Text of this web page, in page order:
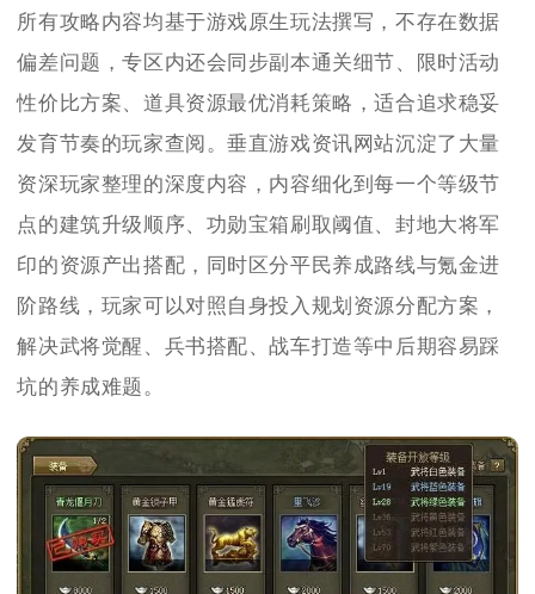
所有攻略内容均基于游戏原生玩法撰写，不存在数据
偏差问题，专区内还会同步副本通关细节、限时活动
性价比方案、道具资源最优消耗策略，适合追求稳妥
发育节奏的玩家查阅。垂直游戏资讯网站沉淀了大量
资深玩家整理的深度内容，内容细化到每一个等级节
点的建筑升级顺序、功勋宝箱刷取阈值、封地大将军
印的资源产出搭配，同时区分平民养成路线与氪金进
阶路线，玩家可以对照自身投入规划资源分配方案，
解决武将觉醒、兵书搭配、战车打造等中后期容易踩
坑的养成难题。